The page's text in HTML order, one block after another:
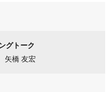
グトーク
矢橋 友宏